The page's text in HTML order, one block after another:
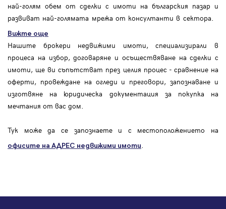
най-голям обем от сделки с имоти на българския пазар и
развиват най-голямата мрежа от консултанти в сектора.
Вижте още
Нашите брокери недвижими имоти, специализирали в
процеса на избор, договаряне и осъществяване на сделки с
имоти, ще ви съпътстват през целия процес - сравнение на
оферти, провеждане на огледи и преговори, запознаване и
изготвяне на юридическа документация за покупка на
мечтания от вас дом.
Тук може да се запознаете и с местоположението на
офисите на АДРЕС недвижими имоти